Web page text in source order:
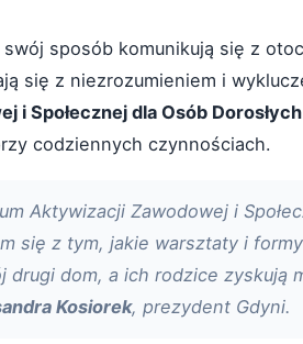
sposób komunikują się z
się z niezrozumieniem i
i Społecznej dla Osób Dorosłych
codziennych czynnościach.
Aktywizacji Zawodowej i
się z tym, jakie warsztaty i
drugi dom, a ich rodzice zyskują
Kosiorek, prezydent Gdyni.